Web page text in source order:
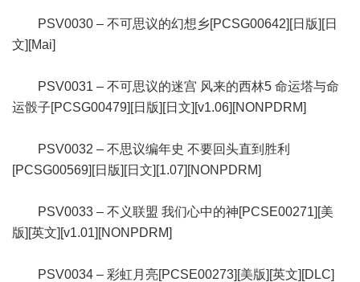
PSV0030 – 不可思议的幻想乡[PCSG00642][日版][日
文][Mai]
PSV0031 – 不可思议的迷宫 风来的西林5 命运塔与命
运骰子[PCSG00479][日版][日文][v1.06][NONPDRM]
PSV0032 – 不思议编年史 不要回头直到胜利
[PCSG00569][日版][日文][1.07][NONPDRM]
PSV0033 – 不义联盟 我们心中的神[PCSE00271][美
版][英文][v1.01][NONPDRM]
PSV0034 – 彩虹月亮[PCSE00273][美版][英文][DLC]